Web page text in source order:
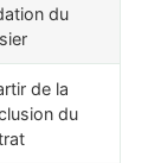
du
de la
du